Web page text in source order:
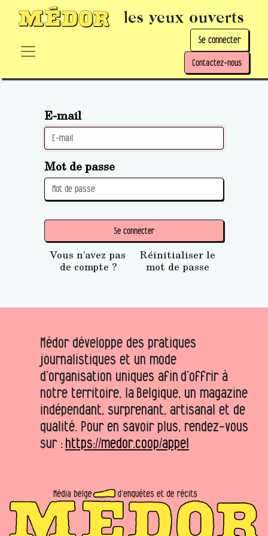
les yeux ouverts
Se connecter
Contactez-nous
E-mail
Mot de passe
Se connecter
Vous n'avez pas
de compte ?
Réinitialiser le
mot de passe
Médor développe des pratiques
journalistiques et un mode
d’organisation uniques afin d’offrir à
notre territoire, la Belgique, un magazine
indépendant, surprenant, artisanal et de
qualité. Pour en savoir plus, rendez-vous
sur : https://medor.coop/appel